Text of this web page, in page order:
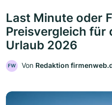
Last Minute oder
Preisvergleich für
Urlaub 2026
FW Von Redaktion